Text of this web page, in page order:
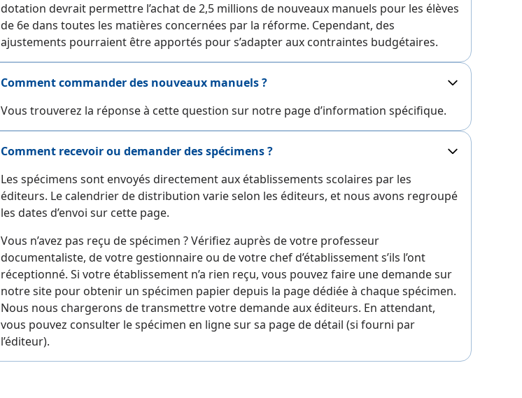
dotation devrait permettre l’achat de 2,5 millions de nouveaux manuels pour les élèves
de 6e dans toutes les matières concernées par la réforme. Cependant, des
ajustements pourraient être apportés pour s’adapter aux contraintes budgétaires.
Comment commander des nouveaux manuels ?
Vous trouverez la réponse à cette question sur notre page d’information spécifique.
Comment recevoir ou demander des spécimens ?
Les spécimens sont envoyés directement aux établissements scolaires par les
éditeurs. Le calendrier de distribution varie selon les éditeurs, et nous avons regroupé
les dates d’envoi sur cette page.
Vous n’avez pas reçu de spécimen ? Vérifiez auprès de votre professeur
documentaliste, de votre gestionnaire ou de votre chef d’établissement s’ils l’ont
réceptionné. Si votre établissement n’a rien reçu, vous pouvez faire une demande sur
notre site pour obtenir un spécimen papier depuis la page dédiée à chaque spécimen.
Nous nous chargerons de transmettre votre demande aux éditeurs. En attendant,
vous pouvez consulter le spécimen en ligne sur sa page de détail (si fourni par
l’éditeur).